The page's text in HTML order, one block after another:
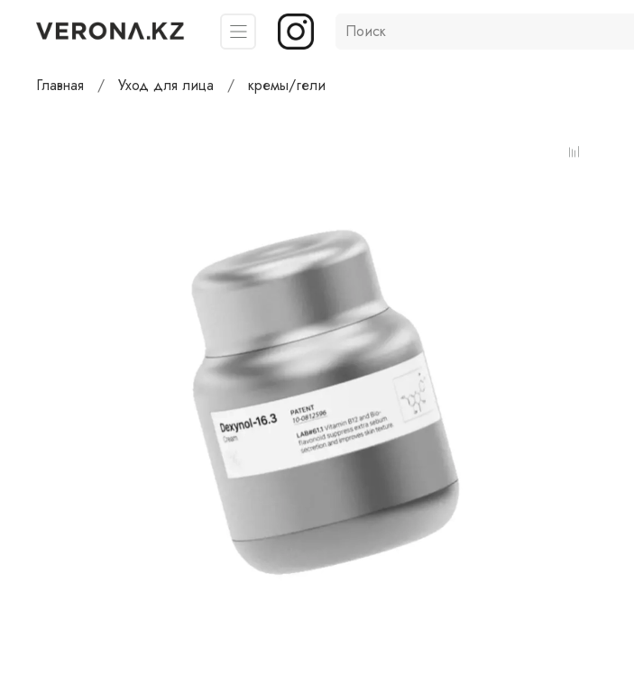
Главная Уход для лица кремы/гели